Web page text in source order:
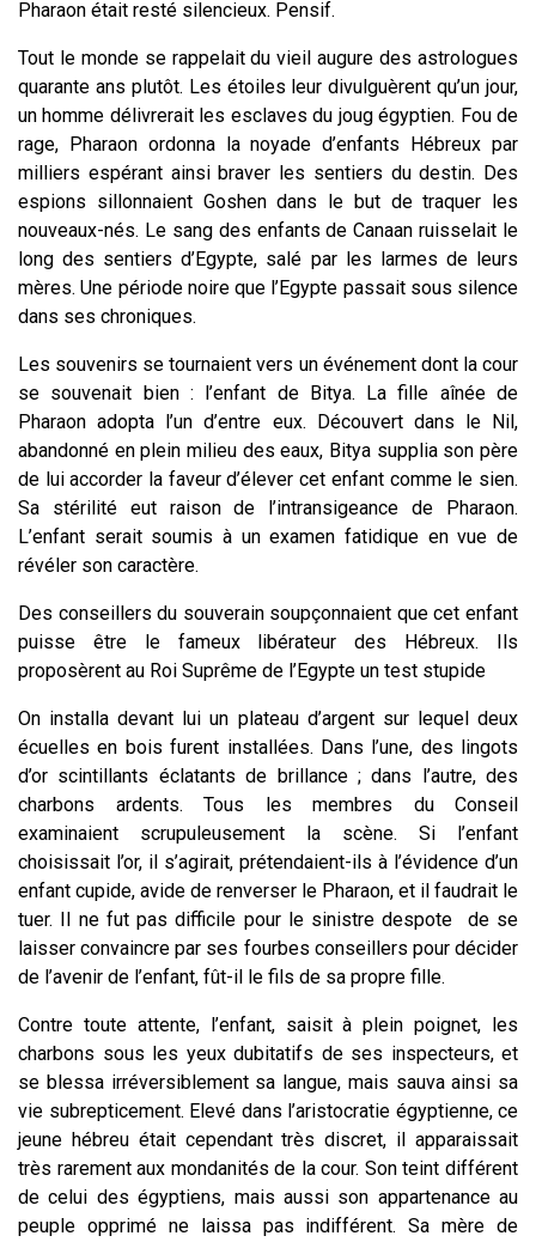
Pharaon était resté silencieux. Pensif.
Tout le monde se rappelait du vieil augure des astrologues
quarante ans plutôt. Les étoiles leur divulguèrent qu’un jour,
un homme délivrerait les esclaves du joug égyptien. Fou de
rage, Pharaon ordonna la noyade d’enfants Hébreux par
milliers espérant ainsi braver les sentiers du destin. Des
espions sillonnaient Goshen dans le but de traquer les
nouveaux-nés. Le sang des enfants de Canaan ruisselait le
long des sentiers d’Egypte, salé par les larmes de leurs
mères. Une période noire que l’Egypte passait sous silence
dans ses chroniques.
Les souvenirs se tournaient vers un événement dont la cour
se souvenait bien : l’enfant de Bitya. La fille aînée de
Pharaon adopta l’un d’entre eux. Découvert dans le Nil,
abandonné en plein milieu des eaux, Bitya supplia son père
de lui accorder la faveur d’élever cet enfant comme le sien.
Sa stérilité eut raison de l’intransigeance de Pharaon.
L’enfant serait soumis à un examen fatidique en vue de
révéler son caractère.
Des conseillers du souverain soupçonnaient que cet enfant
puisse être le fameux libérateur des Hébreux. Ils
proposèrent au Roi Suprême de l’Egypte un test stupide
On installa devant lui un plateau d’argent sur lequel deux
écuelles en bois furent installées. Dans l’une, des lingots
d’or scintillants éclatants de brillance ; dans l’autre, des
charbons ardents. Tous les membres du Conseil
examinaient scrupuleusement la scène. Si l’enfant
choisissait l’or, il s’agirait, prétendaient-ils à l’évidence d’un
enfant cupide, avide de renverser le Pharaon, et il faudrait le
tuer. Il ne fut pas difficile pour le sinistre despote de se
laisser convaincre par ses fourbes conseillers pour décider
de l’avenir de l’enfant, fût-il le fils de sa propre fille.
Contre toute attente, l’enfant, saisit à plein poignet, les
charbons sous les yeux dubitatifs de ses inspecteurs, et
se blessa irréversiblement sa langue, mais sauva ainsi sa
vie subrepticement. Elevé dans l’aristocratie égyptienne, ce
jeune hébreu était cependant très discret, il apparaissait
très rarement aux mondanités de la cour. Son teint différent
de celui des égyptiens, mais aussi son appartenance au
peuple opprimé ne laissa pas indifférent. Sa mère de